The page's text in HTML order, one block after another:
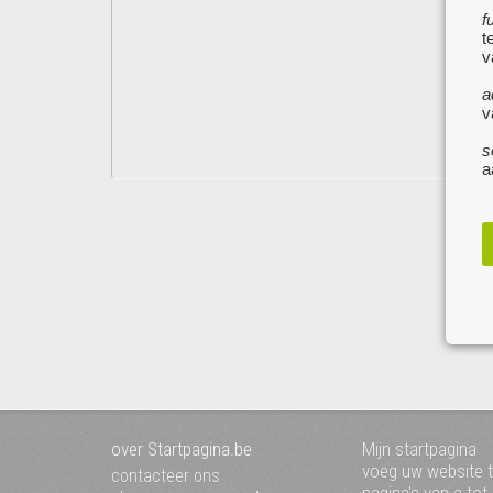
over Startpagina.be
contacteer ons
Mijn startpagina
voeg uw website